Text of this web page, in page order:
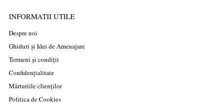
INFORMATII UTILE
Despre noi
Ghiduri și Idei de Amenajare
Termeni și condiții
Confidențialitate
Mărturiile clienților
Politica de Cookies